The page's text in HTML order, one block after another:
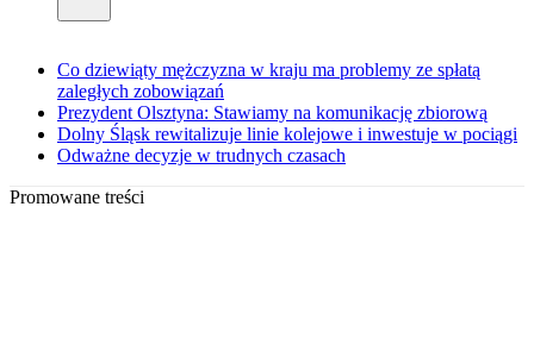
Co dziewiąty mężczyzna w kraju ma problemy ze spłatą
zaległych zobowiązań
Prezydent Olsztyna: Stawiamy na komunikację zbiorową
Dolny Śląsk rewitalizuje linie kolejowe i inwestuje w pociągi
Odważne decyzje w trudnych czasach
Promowane treści